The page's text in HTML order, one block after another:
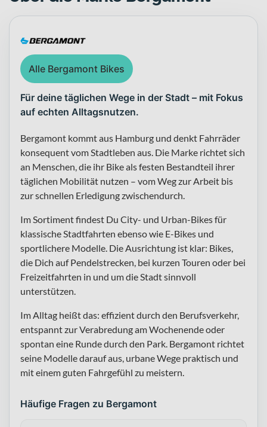
Alle Bergamont Bikes
Für deine täglichen Wege in der Stadt – mit Fokus
auf echten Alltagsnutzen.
Bergamont kommt aus Hamburg und denkt Fahrräder
konsequent vom Stadtleben aus. Die Marke richtet sich
an Menschen, die ihr Bike als festen Bestandteil ihrer
täglichen Mobilität nutzen – vom Weg zur Arbeit bis
zur schnellen Erledigung zwischendurch.
Im Sortiment findest Du City- und Urban-Bikes für
klassische Stadtfahrten ebenso wie E-Bikes und
sportlichere Modelle. Die Ausrichtung ist klar: Bikes,
die Dich auf Pendelstrecken, bei kurzen Touren oder bei
Freizeitfahrten in und um die Stadt sinnvoll
unterstützen.
Im Alltag heißt das: effizient durch den Berufsverkehr,
entspannt zur Verabredung am Wochenende oder
spontan eine Runde durch den Park. Bergamont richtet
seine Modelle darauf aus, urbane Wege praktisch und
mit einem guten Fahrgefühl zu meistern.
Häufige Fragen zu Bergamont